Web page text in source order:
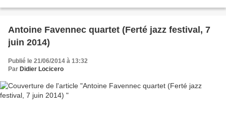
Antoine Favennec quartet (Ferté jazz festival, 7
juin 2014)
Publié le 21/06/2014 à 13:32
Par Didier Locicero